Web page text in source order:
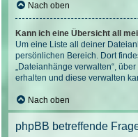
Nach oben
Kann ich eine Übersicht all
Um eine Liste all deiner
persönlichen Bereich. Dort
„Dateianhänge verwalten“,
erhalten und diese verwalten
Nach oben
phpBB betreffende